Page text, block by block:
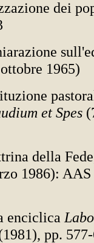
dei
1965)
et Spes
della
1986):
enciclica
pp.